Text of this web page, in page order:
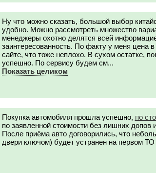
Ну что можно сказать, большой выбор
удобно. Можно рассмотреть множество
менеджеры охотно делятся всей
заинтересованность. По факту у меня цена в
сайте, что тоже неплохо. В сухом остатке,
успешно. По сервису будем см...
Показать целиком
Покупка автомобиля прошла успешно, по
по заявленной стоимости без лишних допов
После приёма авто договорились, что
двери ключом) будет устранен на первом